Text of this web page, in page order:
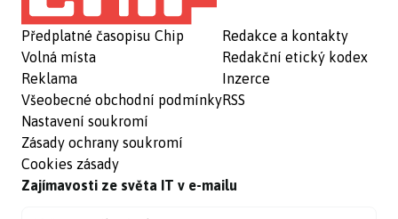
Předplatné časopisu Chip
Volná místa
Reklama
Všeobecné obchodní podmínky
Nastavení soukromí
Zásady ochrany soukromí
Cookies zásady
Redakce a kontakty
Redakční etický kodex
Inzerce
RSS
Zajímavosti ze světa IT v e-mailu